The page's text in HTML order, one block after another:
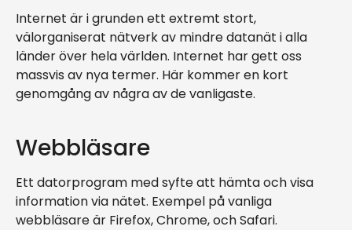
Internet är i grunden ett extremt stort,
välorganiserat nätverk av mindre datanät i alla
länder över hela världen. Internet har gett oss
massvis av nya termer. Här kommer en kort
genomgång av några av de vanligaste.
Webbläsare
Ett datorprogram med syfte att hämta och visa
information via nätet. Exempel på vanliga
webbläsare är Firefox, Chrome, och Safari.